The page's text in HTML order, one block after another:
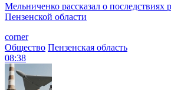
Мельниченко рассказал о последствиях
Пензенской области
corner
Общество Пензенская область
08:38